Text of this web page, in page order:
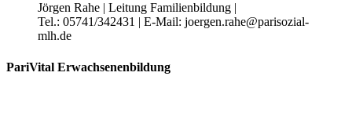
Jörgen Rahe | Leitung Familienbildung |
Tel.: 05741/342431 | E-Mail: joergen.rahe@parisozial-
mlh.de
PariVital Erwachsenenbildung